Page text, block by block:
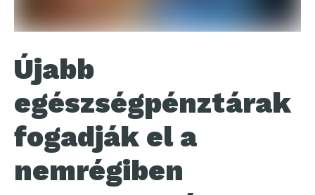
Újabb
egészségpénztárak
fogadják el a
nemrégiben